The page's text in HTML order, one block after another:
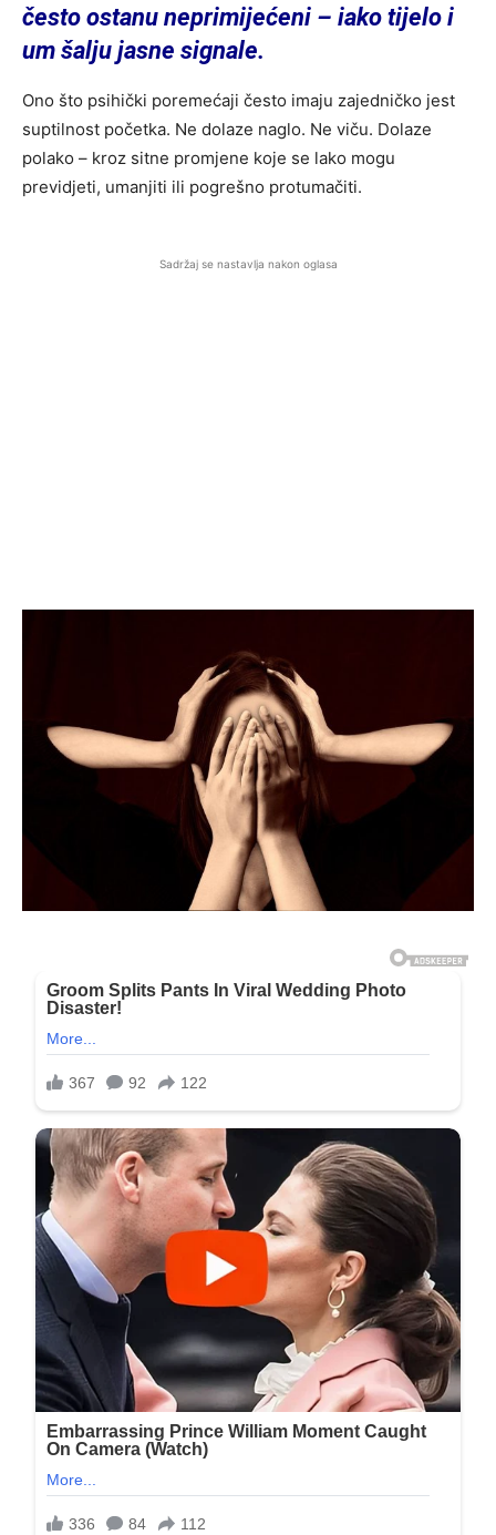
često ostanu neprimijećeni – iako tijelo i
um šalju jasne signale.
Ono što psihički poremećaji često imaju zajedničko jest
suptilnost početka. Ne dolaze naglo. Ne viču. Dolaze
polako – kroz sitne promjene koje se lako mogu
previdjeti, umanjiti ili pogrešno protumačiti.
Sadržaj se nastavlja nakon oglasa